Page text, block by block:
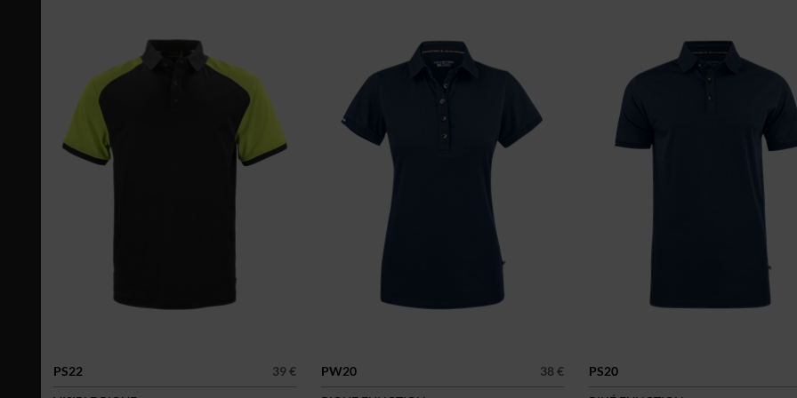
PS22
39 €
PW20
38 €
PS20